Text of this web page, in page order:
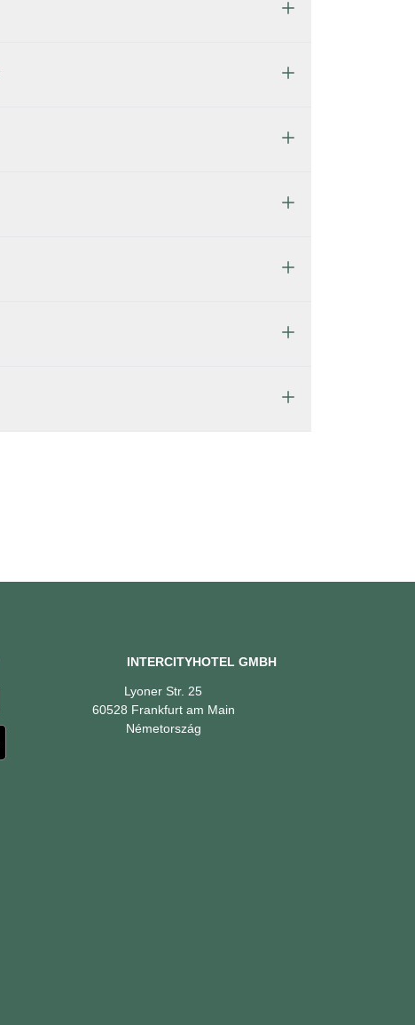
INTERCITYHOTEL GMBH
Lyoner Str. 25
60528 Frankfurt am Main
Németország